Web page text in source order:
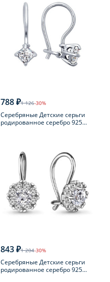
788 ₽1 126-30%
Серебряные Детские серьги
родированное серебро 925
843 ₽1 204-30%
Серебряные Детские серьги
родированное серебро 925